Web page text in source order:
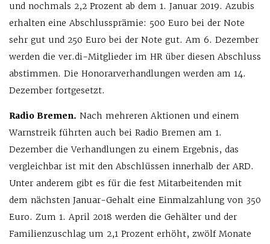
und nochmals 2,2 Prozent ab dem 1. Januar 2019. Azubis
erhalten eine Abschlussprämie: 500 Euro bei der Note
sehr gut und 250 Euro bei der Note gut. Am 6. Dezember
werden die ver.di-Mitglieder im HR über diesen Abschluss
abstimmen. Die Honorarverhandlungen werden am 14.
Dezember fortgesetzt.
Radio Bremen. Nach mehreren Aktionen und einem
Warnstreik führten auch bei Radio Bremen am 1.
Dezember die Verhandlungen zu einem Ergebnis, das
vergleichbar ist mit den Abschlüssen innerhalb der ARD.
Unter anderem gibt es für die fest Mitarbeitenden mit
dem nächsten Januar-Gehalt eine Einmalzahlung von 350
Euro. Zum 1. April 2018 werden die Gehälter und der
Familienzuschlag um 2,1 Prozent erhöht, zwölf Monate